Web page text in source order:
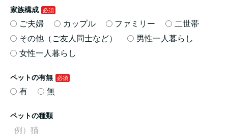
家族構成
ご夫婦 カップル ファミリー
二世帯
その他（ご友人同士など）
男性一人暮らし
女性一人暮らし
ペットの有無
有 無
ペットの種類